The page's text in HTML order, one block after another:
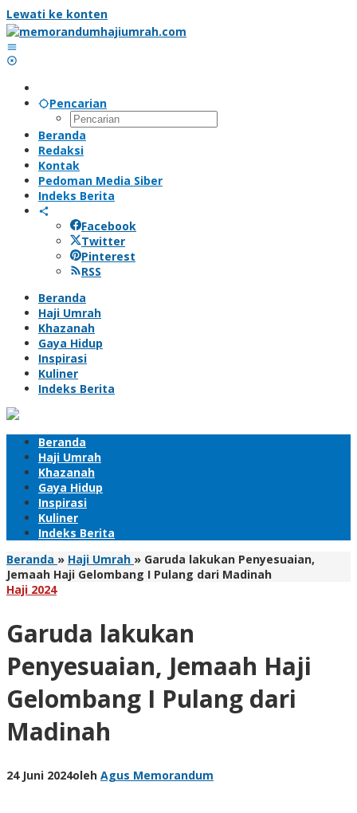
Lewati ke konten
Pencarian
Beranda
Redaksi
Kontak
Pedoman Media Siber
Indeks Berita
Facebook
Twitter
Pinterest
RSS
Beranda
Haji Umrah
Khazanah
Gaya Hidup
Inspirasi
Kuliner
Indeks Berita
Beranda
Haji Umrah
Khazanah
Gaya Hidup
Inspirasi
Kuliner
Indeks Berita
Beranda » Haji Umrah » Garuda lakukan Penyesuaian,
Jemaah Haji Gelombang I Pulang dari Madinah
Haji 2024
Garuda lakukan
Penyesuaian, Jemaah Haji
Gelombang I Pulang dari
Madinah
24 Juni 2024oleh Agus Memorandum